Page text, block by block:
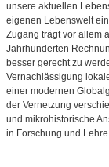
unsere aktuellen
eigenen Lebenswelt
Zugang trägt vor allem
Jahrhunderten
besser gerecht zu
Vernachlässigung
einer modernen
der Vernetzung
und mikrohistorische
in Forschung und